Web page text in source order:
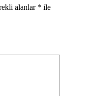
alanlar * ile